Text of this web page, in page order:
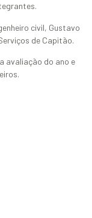
civil, Gustavo
de Capitão.
avaliação do ano e